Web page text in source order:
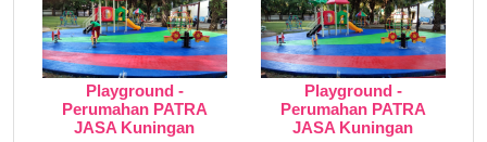
Playground -
Perumahan PATRA
JASA Kuningan
Playground -
Perumahan PATRA
JASA Kuningan